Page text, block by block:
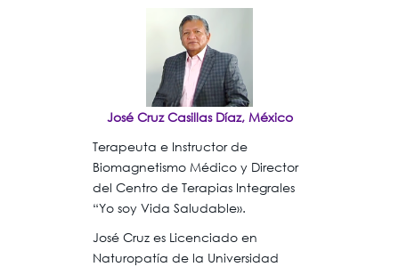
José Cruz Casillas Díaz, México
Terapeuta e Instructor de
Biomagnetismo Médico y Director
del Centro de Terapias Integrales
“Yo soy Vida Saludable».
José Cruz es Licenciado en
Naturopatía de la Universidad